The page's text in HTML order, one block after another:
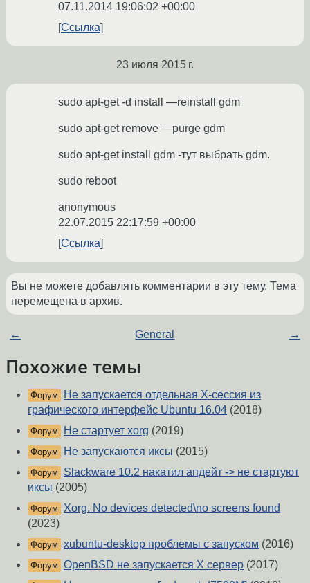
07.11.2014 19:06:02 +00:00
Ссылка
23 июля 2015 г.
sudo apt-get -d install —reinstall gdm
sudo apt-get remove —purge gdm
sudo apt-get install gdm -тут выбрать gdm.
sudo reboot
anonymous
22.07.2015 22:17:59 +00:00
Ссылка
Вы не можете добавлять комментарии в эту тему. Тема
перемещена в архив.
← General →
Похожие темы
Форум
Не запускается отдельная X-сессия из
графического интерфейс Ubuntu 16.04 (2018)
Форум Не стартует xorg (2019)
Форум Не запускаются иксы (2015)
Форум
Slackware 10.2 накатил апдейт -> не стартуют
иксы (2005)
Форум
Xorg. No devices detected\no screens found
(2023)
Форум xubuntu-desktop проблемы с запуском (2016)
Форум OpenBSD не запускается X сервер (2017)